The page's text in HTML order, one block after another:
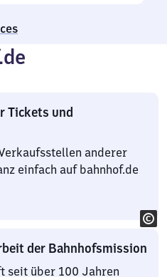
Tickets und
anderer
einfach auf bahnhof.de
der Bahnhofsmission
seit über 100 Jahren